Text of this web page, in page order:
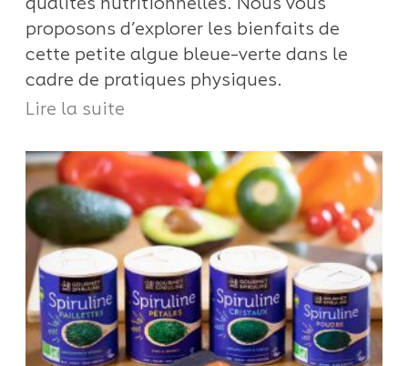
qualités nutritionnelles. Nous vous
proposons d’explorer les bienfaits de
cette petite algue bleue-verte dans le
cadre de pratiques physiques.
Lire la suite